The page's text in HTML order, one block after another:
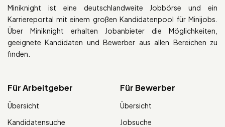
Miniknight ist eine deutschlandweite Jobbörse und ein
Karriereportal mit einem großen Kandidatenpool für Minijobs.
Über Miniknight erhalten Jobanbieter die Möglichkeiten,
geeignete Kandidaten und Bewerber aus allen Bereichen zu
finden.
Für Arbeitgeber
Übersicht
Kandidatensuche
Für Bewerber
Übersicht
Jobsuche